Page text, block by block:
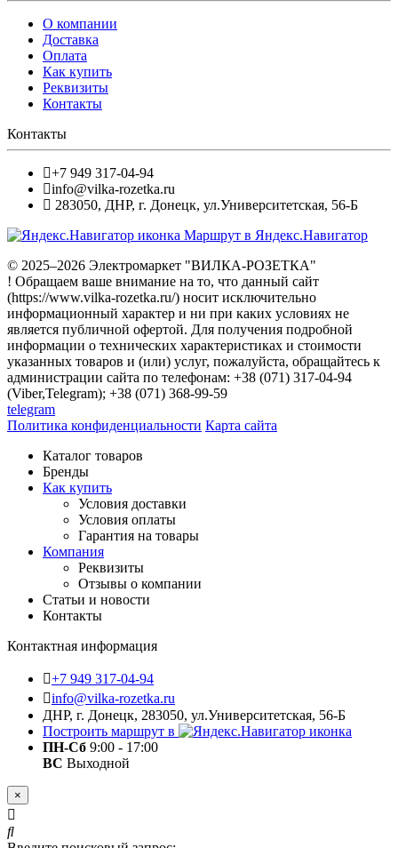
О компании
Доставка
Оплата
Как купить
Реквизиты
Контакты
Контакты
+7 949 317-04-94
info@vilka-rozetka.ru
283050, ДНР, г. Донецк, ул.Университетская, 56-Б
Маршрут в Яндекс.Навигатор
© 2025–2026 Электромаркет "ВИЛКА-РОЗЕТКА"
! Обращаем ваше внимание на то, что данный сайт
(https://www.vilka-rozetka.ru/) носит исключительно
информационный характер и ни при каких условиях не
является публичной офертой. Для получения подробной
информации о технических характеристиках и стоимости
указанных товаров и (или) услуг, пожалуйста, обращайтесь к
администрации сайта по телефонам: +38 (071) 317-04-94
(Viber,Telegram); +38 (071) 368-99-59
telegram
Политика конфиденциальности Карта сайта
Каталог товаров
Бренды
Как купить
Условия доставки
Условия оплаты
Гарантия на товары
Компания
Реквизиты
Отзывы о компании
Статьи и новости
Контакты
Контактная информация
+7 949 317-04-94
info@vilka-rozetka.ru
ДНР, г. Донецк, 283050, ул.Университетская, 56-Б
Построить маршрут в
ПН-Сб 9:00 - 17:00
ВС Выходной
×